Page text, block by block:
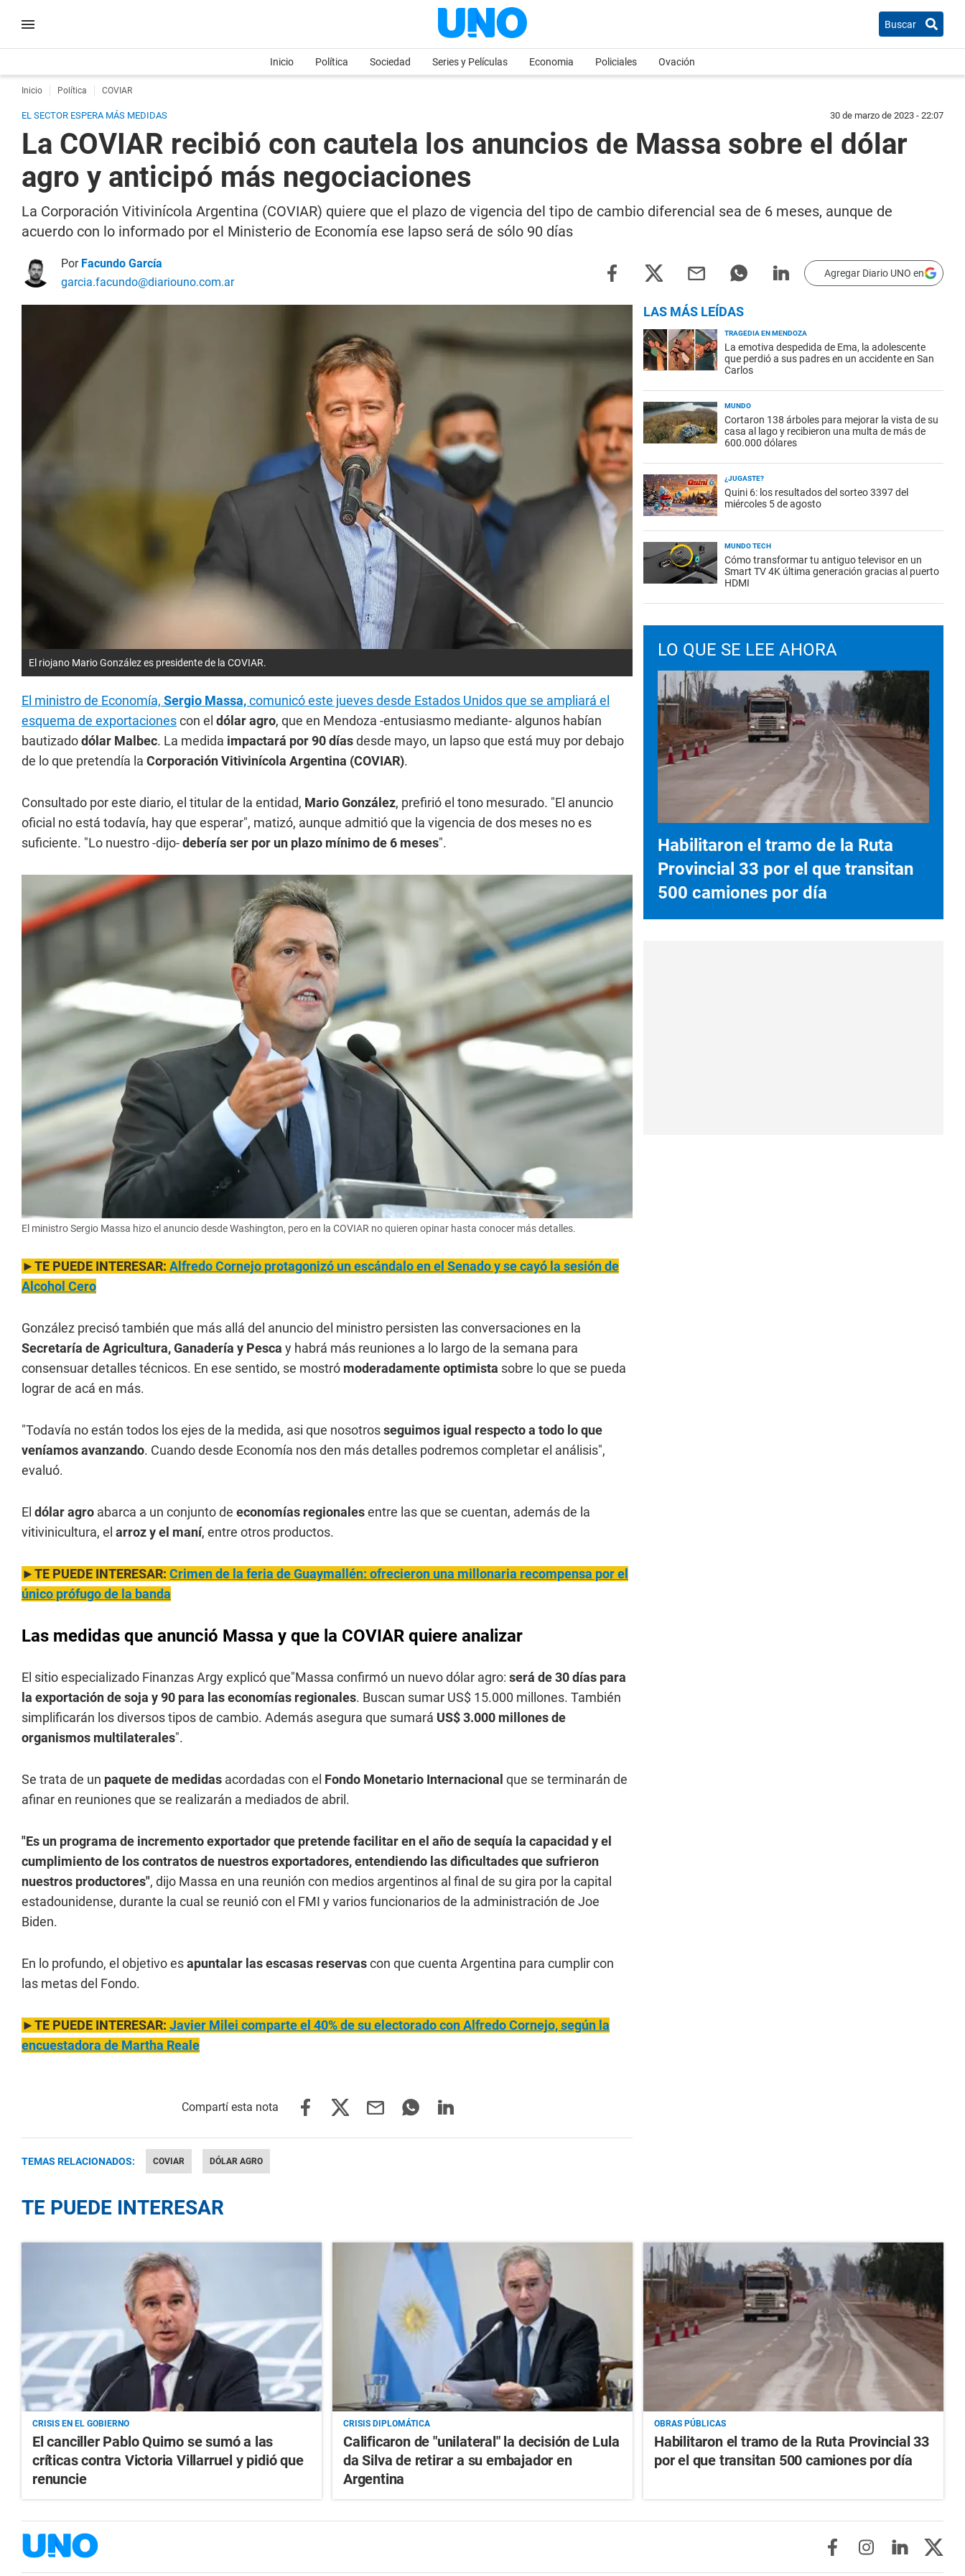
Buscar
Inicio Política Sociedad Series y Películas Economia Policiales Ovación
Inicio Política COVIAR
EL SECTOR ESPERA MÁS MEDIDAS 30 de marzo de 2023 - 22:07
La COVIAR recibió con cautela los anuncios de Massa sobre el dólar
agro y anticipó más negociaciones
La Corporación Vitivinícola Argentina (COVIAR) quiere que el plazo de vigencia del tipo de cambio diferencial sea de 6 meses, aunque de
acuerdo con lo informado por el Ministerio de Economía ese lapso será de sólo 90 días
Por Facundo García
garcia.facundo@diariouno.com.ar
Agregar Diario UNO en
El riojano Mario González es presidente de la COVIAR.
El ministro de Economía, Sergio Massa,comunicó este jueves desde Estados Unidos que se ampliará el
esquema de exportacionescon el dólar agro, que en Mendoza -entusiasmo mediante- algunos habían
bautizadodólar Malbec. La medida impactará por 90 díasdesde mayo, un lapso que está muy por debajo
de lo que pretendía la Corporación Vitivinícola Argentina (COVIAR).
Consultado por este diario, el titular de la entidad, Mario González, prefirió el tono mesurado. "El anuncio
oficial no está todavía, hay que esperar", matizó, aunque admitió que la vigencia de dos meses no es
suficiente. "Lo nuestro -dijo-debería ser por un plazo mínimo de 6 meses".
El ministro Sergio Massa hizo el anuncio desde Washington, pero en la COVIAR no quieren opinar hasta conocer más detalles.
►TE PUEDE INTERESAR: Alfredo Cornejo protagonizó un escándalo en el Senado y se cayó la sesión de
Alcohol Cero
González precisó también que más allá del anuncio del ministro persisten las conversaciones en la
Secretaría de Agricultura, Ganadería y Pesca y habrá más reuniones a lo largo de la semana para
consensuar detalles técnicos. En ese sentido, se mostró moderadamente optimista sobre lo que se pueda
lograr de acá en más.
"Todavía no están todos los ejes de la medida, asi que nosotrosseguimos igual respecto a todo lo que
veníamos avanzando. Cuando desde Economía nos den más detalles podremos completar el análisis",
evaluó.
El dólar agro abarca a un conjunto de economías regionalesentre las que se cuentan, además de la
vitivinicultura, el arroz y el maní, entre otros productos.
►TE PUEDE INTERESAR: Crimen de la feria de Guaymallén: ofrecieron una millonaria recompensa por el
único prófugo de la banda
Las medidas que anunció Massa y que la COVIAR quiere analizar
El sitio especializado Finanzas Argy explicó que"Massa confirmó un nuevo dólar agro: será de 30 días para
la exportación de soja y 90 para las economías regionales. Buscan sumar US$ 15.000 millones. También
simplificarán los diversos tipos de cambio. Además asegura que sumará US$ 3.000 millones de
organismos multilaterales".
Se trata de un paquete de medidas acordadas con el Fondo Monetario Internacional que se terminarán de
afinar en reuniones que se realizarán a mediados de abril.
"Es un programa de incremento exportador que pretende facilitar en el año de sequía la capacidad y el
cumplimiento de los contratos de nuestros exportadores, entendiendo las dificultades que sufrieron
nuestros productores", dijo Massa en una reunión con medios argentinos al final de su gira por la capital
estadounidense, durante la cual se reunió con el FMI y varios funcionarios de la administración de Joe
Biden.
En lo profundo, el objetivo esapuntalar las escasas reservascon que cuenta Argentina para cumplir con
las metas del Fondo.
►TE PUEDE INTERESAR: Javier Milei comparte el 40% de su electorado con Alfredo Cornejo, según la
encuestadora de Martha Reale
TEMAS RELACIONADOS: COVIAR DÓLAR AGRO
LAS MÁS LEÍDAS
TRAGEDIA EN MENDOZA
La emotiva despedida de Ema, la adolescente
que perdió a sus padres en un accidente en San
Carlos
MUNDO
Cortaron 138 árboles para mejorar la vista de su
casa al lago y recibieron una multa de más de
600.000 dólares
¿JUGASTE?
Quini 6: los resultados del sorteo 3397 del
miércoles 5 de agosto
MUNDO TECH
Cómo transformar tu antiguo televisor en un
Smart TV 4K última generación gracias al puerto
HDMI
LO QUE SE LEE AHORA
Habilitaron el tramo de la Ruta
Provincial 33 por el que transitan
500 camiones por día
TE PUEDE INTERESAR
CRISIS EN EL GOBIERNO
El canciller Pablo Quirno se sumó a las
críticas contra Victoria Villarruel y pidió que
renuncie
CRISIS DIPLOMÁTICA
Calificaron de "unilateral" la decisión de Lula
da Silva de retirar a su embajador en
Argentina
OBRAS PÚBLICAS
Habilitaron el tramo de la Ruta Provincial 33
por el que transitan 500 camiones por día